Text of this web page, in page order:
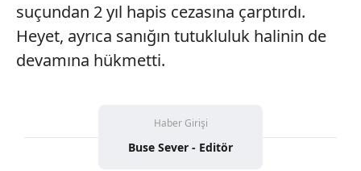
suçundan 2 yıl hapis cezasına çarptırdı.
Heyet, ayrıca sanığın tutukluluk halinin de
devamına hükmetti.
Haber Girişi
Buse Sever - Editör